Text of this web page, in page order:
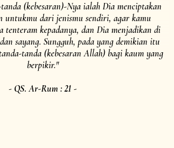
(kebesaran)-Nya ialah Dia menciptakan
untukmu dari jenismu sendiri, agar kamu
tenteram kepadanya, dan Dia menjadikan di
sayang. Sungguh, pada yang demikian itu
tanda (kebesaran Allah) bagi kaum yang
berpikir."
- QS. Ar-Rum : 21 -